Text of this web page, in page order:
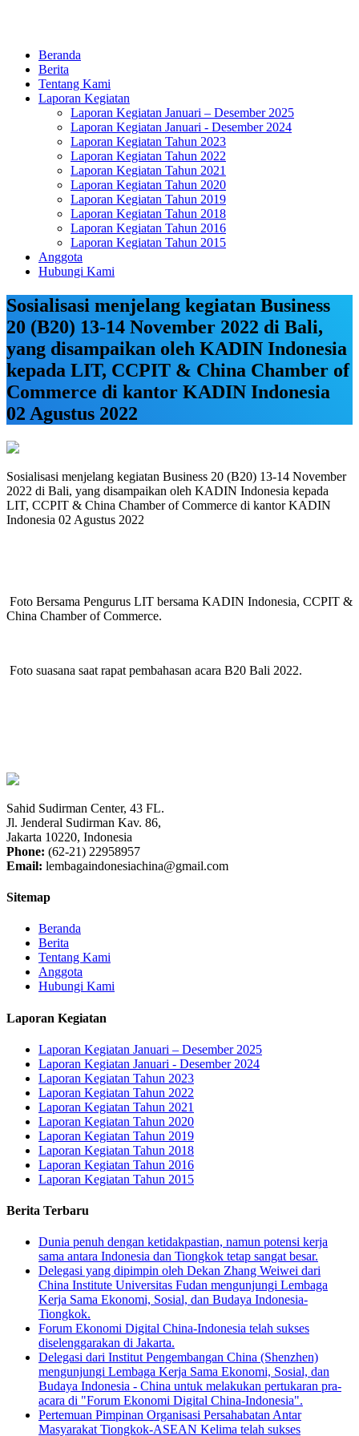
Beranda
Berita
Tentang Kami
Laporan Kegiatan
Laporan Kegiatan Januari – Desember 2025
Laporan Kegiatan Januari - Desember 2024
Laporan Kegiatan Tahun 2023
Laporan Kegiatan Tahun 2022
Laporan Kegiatan Tahun 2021
Laporan Kegiatan Tahun 2020
Laporan Kegiatan Tahun 2019
Laporan Kegiatan Tahun 2018
Laporan Kegiatan Tahun 2016
Laporan Kegiatan Tahun 2015
Anggota
Hubungi Kami
Sosialisasi menjelang kegiatan Business
20 (B20) 13-14 November 2022 di Bali,
yang disampaikan oleh KADIN Indonesia
kepada LIT, CCPIT & China Chamber of
Commerce di kantor KADIN Indonesia
02 Agustus 2022
Sosialisasi menjelang kegiatan Business 20 (B20) 13-14 November
2022 di Bali, yang disampaikan oleh KADIN Indonesia kepada
LIT, CCPIT & China Chamber of Commerce di kantor KADIN
Indonesia 02 Agustus 2022
Foto Bersama Pengurus LIT bersama KADIN Indonesia, CCPIT &
China Chamber of Commerce.
Foto suasana saat rapat pembahasan acara B20 Bali 2022.
Sahid Sudirman Center, 43 FL.
Jl. Jenderal Sudirman Kav. 86,
Jakarta 10220, Indonesia
Phone: (62-21) 22958957
Email: lembagaindonesiachina@gmail.com
Sitemap
Beranda
Berita
Tentang Kami
Anggota
Hubungi Kami
Laporan Kegiatan
Laporan Kegiatan Januari – Desember 2025
Laporan Kegiatan Januari - Desember 2024
Laporan Kegiatan Tahun 2023
Laporan Kegiatan Tahun 2022
Laporan Kegiatan Tahun 2021
Laporan Kegiatan Tahun 2020
Laporan Kegiatan Tahun 2019
Laporan Kegiatan Tahun 2018
Laporan Kegiatan Tahun 2016
Laporan Kegiatan Tahun 2015
Berita Terbaru
Dunia penuh dengan ketidakpastian, namun potensi kerja
sama antara Indonesia dan Tiongkok tetap sangat besar.
Delegasi yang dipimpin oleh Dekan Zhang Weiwei dari
China Institute Universitas Fudan mengunjungi Lembaga
Kerja Sama Ekonomi, Sosial, dan Budaya Indonesia-
Tiongkok.
Forum Ekonomi Digital China-Indonesia telah sukses
diselenggarakan di Jakarta.
Delegasi dari Institut Pengembangan China (Shenzhen)
mengunjungi Lembaga Kerja Sama Ekonomi, Sosial, dan
Budaya Indonesia - China untuk melakukan pertukaran pra-
acara di "Forum Ekonomi Digital China-Indonesia".
Pertemuan Pimpinan Organisasi Persahabatan Antar
Masyarakat Tiongkok-ASEAN Kelima telah sukses